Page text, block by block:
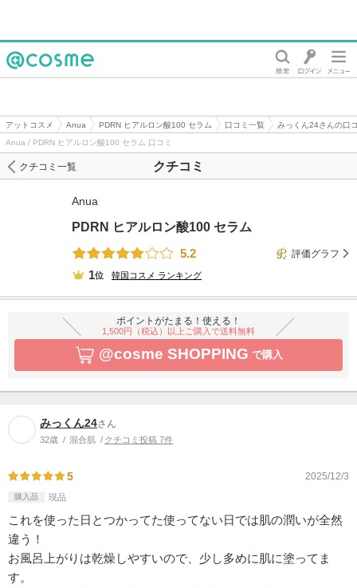
アットコスメ Anua PDRN ヒアルロン酸100 セラム 口コミ一覧
みっくん24さんの口
Anua / PDRN ヒアルロン酸100 セラム 口コミ
クチコミ
クチコミ一覧
Anua
PDRN ヒアルロン酸100 セラム
5.2
評価グラフ
1位 韓国コスメ ランキング
ポイントがたまる！使える！
1,500円（税込）以上ご購入で送料無料
@cosme SHOPPING で購入
みっくん24さん
32歳 混合肌 クチコミ投稿 7件
5 2025/12/3
購入品 現品
これを使った日とつかってた使ってない日では肌の潤いが全然
違う！
お風呂上がりは乾燥しやすいので、少し多めに肌に塗ってま
す。